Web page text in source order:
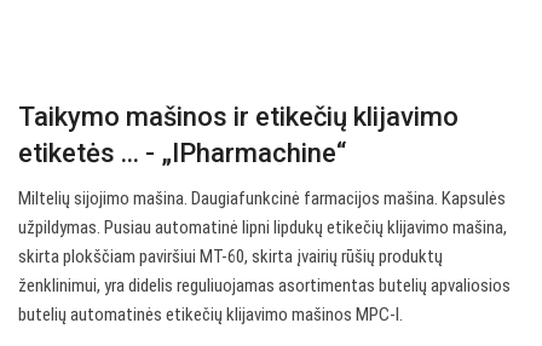
Taikymo mašinos ir etikečių klijavimo
etiketės ... - „IPharmachine“
Miltelių sijojimo mašina. Daugiafunkcinė farmacijos mašina. Kapsulės
užpildymas. Pusiau automatinė lipni lipdukų etikečių klijavimo mašina,
skirta plokščiam paviršiui MT-60, skirta įvairių rūšių produktų
ženklinimui, yra didelis reguliuojamas asortimentas butelių apvaliosios
butelių automatinės etikečių klijavimo mašinos MPC-I.